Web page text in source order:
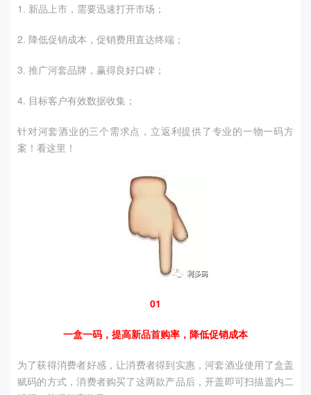
1. 新品上市，需要迅速打开市场；
2. 降低促销成本，促销费用直达终端；
3. 推广河套品牌，赢得良好口碑；
4. 目标客户有效数据收集；
针对河套酒业的三个需求点，立返利提供了专业的一物一码方
案！看这里！
01
一盒一码，提高新品首购率，降低促销成本
为了获得消费者好感，让消费者得到实惠，河套酒业使用了盒盖
赋码的方式，消费者购买了这两款产品后，开盖即可扫描盖内二